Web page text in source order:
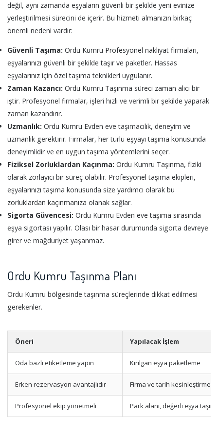
değil, aynı zamanda eşyaların güvenli bir şekilde yeni evinize
yerleştirilmesi sürecini de içerir. Bu hizmeti almanızın birkaç
önemli nedeni vardır:
Güvenli Taşıma: Ordu Kumru Profesyonel nakliyat firmaları,
eşyalarınızı güvenli bir şekilde taşır ve paketler. Hassas
eşyalarınız için özel taşıma teknikleri uygulanır.
Zaman Kazancı: Ordu Kumru Taşınma süreci zaman alıcı bir
iştir. Profesyonel firmalar, işleri hızlı ve verimli bir şekilde yaparak
zaman kazandırır.
Uzmanlık: Ordu Kumru Evden eve taşımacılık, deneyim ve
uzmanlık gerektirir. Firmalar, her türlü eşyayı taşıma konusunda
deneyimlidir ve en uygun taşıma yöntemlerini seçer.
Fiziksel Zorluklardan Kaçınma: Ordu Kumru Taşınma, fiziki
olarak zorlayıcı bir süreç olabilir. Profesyonel taşıma ekipleri,
eşyalarınızı taşıma konusunda size yardımcı olarak bu
zorluklardan kaçınmanıza olanak sağlar.
Sigorta Güvencesi: Ordu Kumru Evden eve taşıma sırasında
eşya sigortası yapılır. Olası bir hasar durumunda sigorta devreye
girer ve mağduriyet yaşanmaz.
Ordu Kumru Taşınma Planı
Ordu Kumru bölgesinde taşınma süreçlerinde dikkat edilmesi
gerekenler.
Öneri Yapılacak İşlem
Oda bazlı etiketleme yapın Kırılgan eşya paketleme
Erken rezervasyon avantajlıdır Firma ve tarih kesinleştirme
Profesyonel ekip yönetmeli Park alanı, değerli eşya